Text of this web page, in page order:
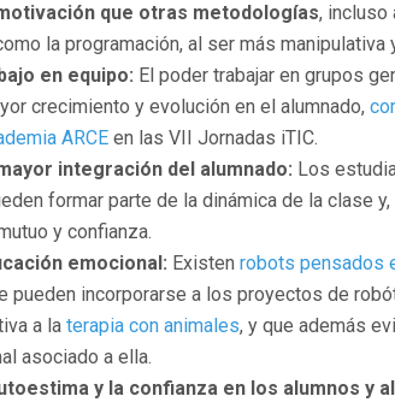
que otras metodologías, incluso
la programación, al ser más manipulativa
en equipo: El poder trabajar en grupos
crecimiento y evolución en el alumnado,
ARCE en las VII Jornadas iTIC.
integración del alumnado: Los
formar parte de la dinámica de la clase
y confianza.
emocional: Existen robots pensados
pueden incorporarse a los proyectos de
a la terapia con animales, y que además
asociado a ella.
y la confianza en los alumnos y